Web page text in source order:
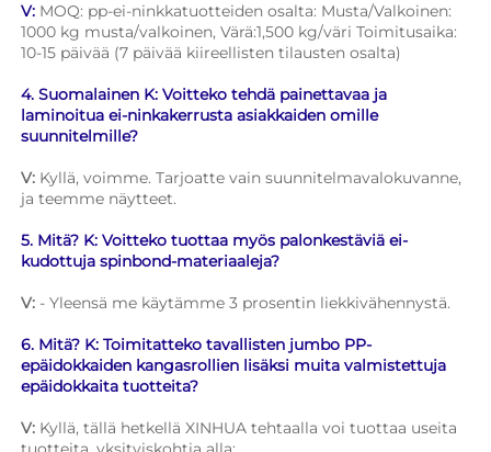
V: MOQ: pp-ei-ninkkatuotteiden osalta: Musta/Valkoinen:
1000 kg musta/valkoinen, Värä:1,500 kg/väri Toimitusaika:
10-15 päivää (7 päivää kiireellisten tilausten osalta)
4. Suomalainen K: Voitteko tehdä painettavaa ja
laminoitua ei-ninkakerrusta asiakkaiden omille
suunnitelmille?
V: Kyllä, voimme. Tarjoatte vain suunnitelmavalokuvanne,
ja teemme näytteet.
5. Mitä? K: Voitteko tuottaa myös palonkestäviä ei-
kudottuja spinbond-materiaaleja?
V: - Yleensä me käytämme 3 prosentin liekkivähennystä.
6. Mitä? K: Toimitatteko tavallisten jumbo PP-
epäidokkaiden kangasrollien lisäksi muita valmistettuja
epäidokkaita tuotteita?
V: Kyllä, tällä hetkellä XINHUA tehtaalla voi tuottaa useita